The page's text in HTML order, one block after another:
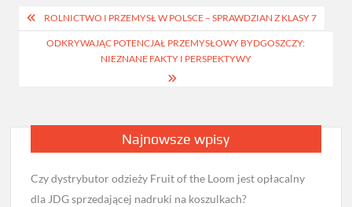
Nawigacja
wpisu
ROLNICTWO I PRZEMYSŁ W POLSCE – SPRAWDZIAN Z KLASY 7
ODKRYWAJĄC POTENCJAŁ PRZEMYSŁOWY BYDGOSZCZY:
NIEZNANE FAKTY I PERSPEKTYWY
Najnowsze wpisy
Czy dystrybutor odzieży Fruit of the Loom jest opłacalny
dla JDG sprzedającej nadruki na koszulkach?